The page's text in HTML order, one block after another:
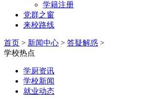
学籍注册
党群之窗
来校路线
首页 > 新闻中心 > 答疑解惑 >
学校热点
学厨资讯
学校新闻
就业动态